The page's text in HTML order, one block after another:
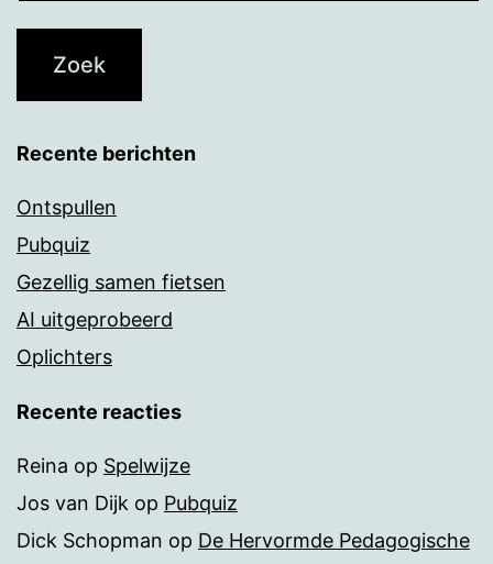
Recente berichten
Ontspullen
Pubquiz
Gezellig samen fietsen
AI uitgeprobeerd
Oplichters
Recente reacties
Reina op Spelwijze
Jos van Dijk op Pubquiz
Dick Schopman op De Hervormde Pedagogische